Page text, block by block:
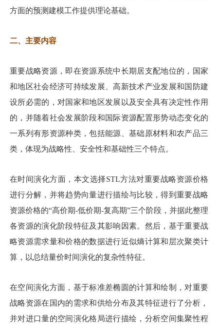
方面的预测建模工作提供理论基础。
二、主要内容
重要战略资源，即在资源系统中长期居支配地位的，国家
和地区社会经济可持续发展、高新技术产业发展和国防建
设所必需的，对国家和地区发展以及安全具有决定性作用
的，并随着社会发展阶段和国际资源配置形势动态变化的
一系列有形资源种类，包括能源、基础原材料和农产品三
类，体现为战略性、安全性和基础性三个特点。
在时间演化方面，本文选择STL方法对重要战略资源价格
进行分解，并将趋势向量进行描绘与比较，得到重要战略
资源价格的“高价期-低价期-复高期”三个阶段，并据此整理
各资源的演化阶段特征及其影响因素。然后，基于重要战
略资源需求量和价格的数据进行近似熵计算和层次聚类计
算，以总结量价时间演化的复杂性特征。
在空间演化方面，基于标准差椭圆的计算和绘制，对重要
战略资源在国内的需求和供给分布及其特征进行了分析，
并对进口量的空间演化格局进行描绘，分析空间集聚性程